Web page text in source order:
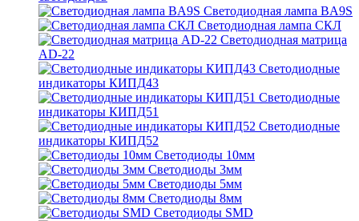
Светодиодная лампа BA9S
Светодиодная лампа СКЛ
Светодиодная матрица
AD-22
Светодиодные
индикаторы КИПД43
Светодиодные
индикаторы КИПД51
Светодиодные
индикаторы КИПД52
Светодиоды 10мм
Светодиоды 3мм
Светодиоды 5мм
Светодиоды 8мм
Светодиоды SMD